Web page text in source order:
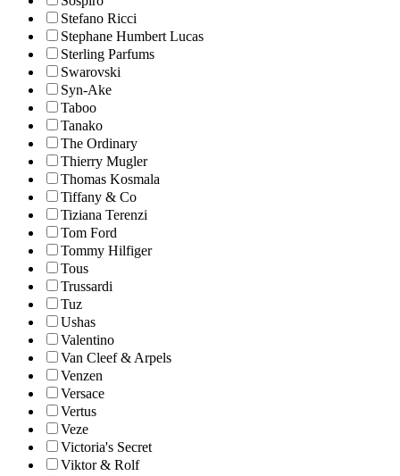
Stefano Ricci
Stephane Humbert Lucas
Sterling Parfums
Swarovski
Syn-Ake
Taboo
Tanako
The Ordinary
Thierry Mugler
Thomas Kosmala
Tiffany & Co
Tiziana Terenzi
Tom Ford
Tommy Hilfiger
Tous
Trussardi
Tuz
Ushas
Valentino
Van Cleef & Arpels
Venzen
Versace
Vertus
Veze
Victoria's Secret
Viktor & Rolf